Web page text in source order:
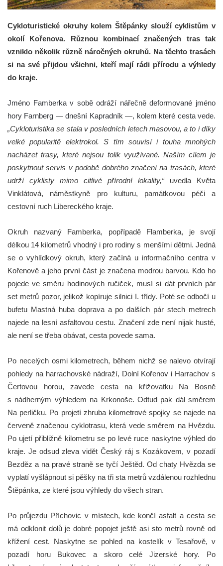
Cykloturistické okruhy kolem Štěpánky slouží cyklistům v
okolí Kořenova. Různou kombinací značených tras tak
vzniklo několik různě náročných okruhů. Na těchto trasách
si na své přijdou všichni, kteří mají rádi přírodu a výhledy
do kraje.
Jméno Famberka v sobě odráží nářečně deformované jméno
hory Farnberg — dnešní Kapradník —, kolem které cesta vede.
„Cykloturistika se stala v posledních letech masovou, a to i díky
velké popularitě elektrokol. S tím souvisí i touha mnohých
nacházet trasy, které nejsou tolik využívané. Naším cílem je
poskytnout servis v podobě dobrého značení na trasách, které
udrží cyklisty mimo citlivé přírodní lokality,“ uvedla Květa
Vinklátová, náměstkyně pro kulturu, památkovou péči a
cestovní ruch Libereckého kraje.
Okruh nazvaný Famberka, popřípadě Flamberka, je svojí
délkou 14 kilometrů vhodný i pro rodiny s menšími dětmi. Jedná
se o vyhlídkový okruh, který začíná u informačního centra v
Kořenově a jeho první část je značena modrou barvou. Kdo ho
pojede ve směru hodinových ručiček, musí si dát prvních pár
set metrů pozor, jelikož kopíruje silnici I. třídy. Poté se odbočí u
bufetu Mastná huba doprava a po dalších pár stech metrech
najede na lesní asfaltovou cestu. Značení zde není nijak husté,
ale není se třeba obávat, cesta povede sama.
Po necelých osmi kilometrech, během nichž se nalevo otvírají
pohledy na harrachovské nádraží, Dolní Kořenov i Harrachov s
Čertovou horou, zavede cesta na křižovatku Na Bosně
s nádherným výhledem na Krkonoše. Odtud pak dál směrem
Na perličku. Po projetí zhruba kilometrové spojky se najede na
červeně značenou cyklotrasu, která vede směrem na Hvězdu.
Po ujetí přibližně kilometru se po levé ruce naskytne výhled do
kraje. Je odsud zleva vidět Český ráj s Kozákovem, v pozadí
Bezděz a na pravé straně se tyčí Ještěd. Od chaty Hvězda se
vyplatí vyšlápnout si pěšky na tři sta metrů vzdálenou rozhlednu
Štěpánka, ze které jsou výhledy do všech stran.
Po průjezdu Příchovic v místech, kde končí asfalt a cesta se
má odklonit dolů je dobré popojet ještě asi sto metrů rovně od
křížení cest. Naskytne se pohled na kostelík v Tesařově, v
pozadí horu Bukovec a skoro celé Jizerské hory. Po